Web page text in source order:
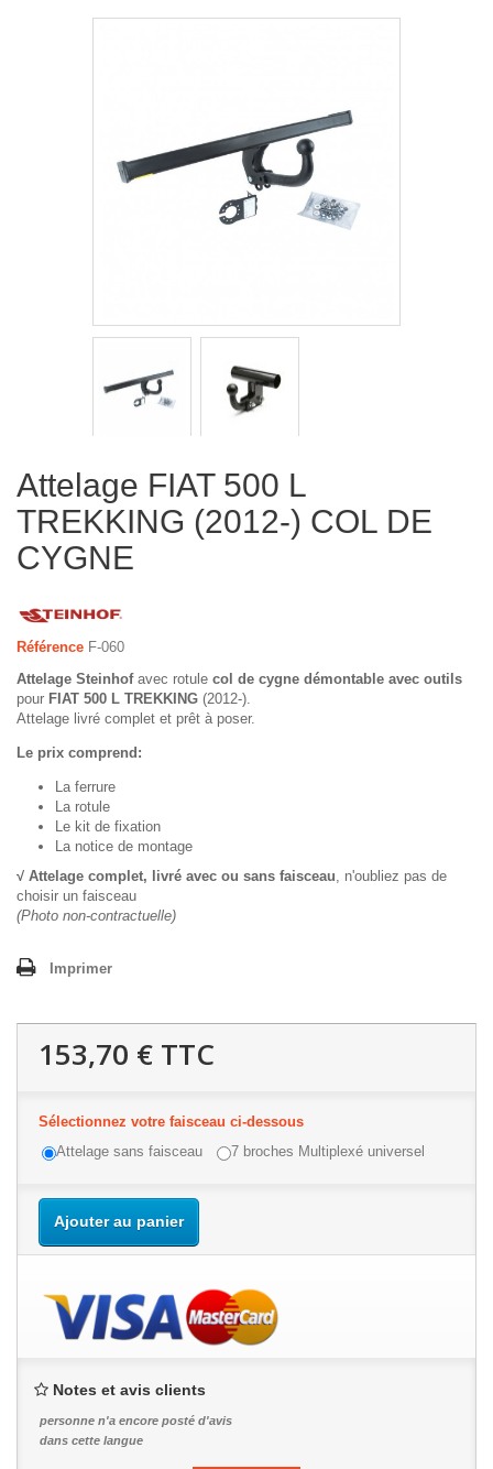
Attelage FIAT 500 L
TREKKING (2012-) COL DE
CYGNE
Référence F-060
Attelage Steinhofavec rotule col de cygne démontable avec outils
pour FIAT 500 L TREKKING (2012-).
Attelage livré complet et prêt à poser.
Le prix comprend:
La ferrure
La rotule
Le kit de fixation
La notice de montage
√ Attelage complet, livré avec ou sans faisceau, n'oubliez pas de
choisir un faisceau
(Photo non-contractuelle)
Imprimer
153,70 € TTC
Sélectionnez votre faisceau ci-dessous
Attelage sans faisceau
7 broches Multiplexé universel
Ajouter au panier
Notes et avis clients
personne n'a encore posté d'avis
dans cette langue